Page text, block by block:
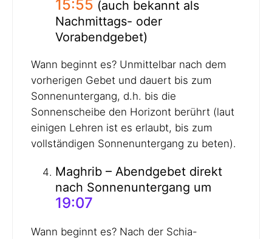
15:55 (auch bekannt als
Nachmittags- oder
Vorabendgebet)
Wann beginnt es? Unmittelbar nach dem
vorherigen Gebet und dauert bis zum
Sonnenuntergang, d.h. bis die
Sonnenscheibe den Horizont berührt (laut
einigen Lehren ist es erlaubt, bis zum
vollständigen Sonnenuntergang zu beten).
Maghrib – Abendgebet direkt
nach Sonnenuntergang um
19:07
Wann beginnt es? Nach der Schia-